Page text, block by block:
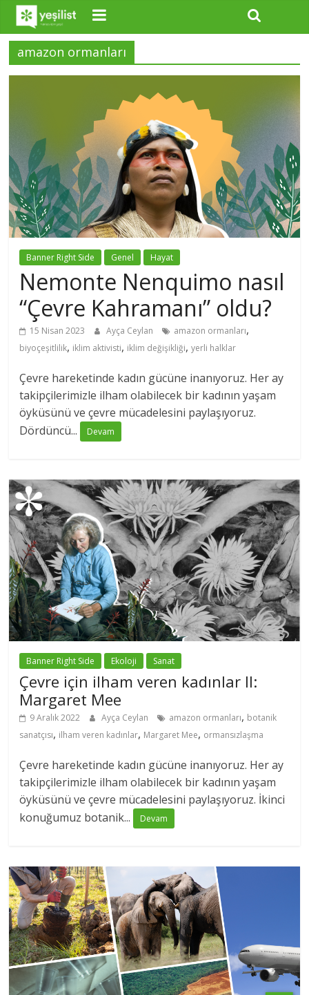
amazon ormanları
Banner Right Side Genel Hayat
Nemonte Nenquimo nasıl
“Çevre Kahramanı” oldu?
15 Nisan 2023 Ayça Ceylan amazon ormanları,
biyoçeşitlilik, iklim aktivisti, iklim değişikliği,yerli halklar
Çevre hareketinde kadın gücüne inanıyoruz. Her ay
takipçilerimizle ilham olabilecek bir kadının yaşam
öyküsünü ve çevre mücadelesini paylaşıyoruz.
Dördüncü...
Devam
Banner Right Side Ekoloji Sanat
Çevre için ilham veren kadınlar II:
Margaret Mee
9 Aralık 2022 Ayça Ceylan amazon ormanları, botanik
sanatçısı, ilham veren kadınlar, Margaret Mee, ormansızlaşma
Çevre hareketinde kadın gücüne inanıyoruz. Her ay
takipçilerimizle ilham olabilecek bir kadının yaşam
öyküsünü ve çevre mücadelesini paylaşıyoruz. İkinci
konuğumuz botanik...
Devam